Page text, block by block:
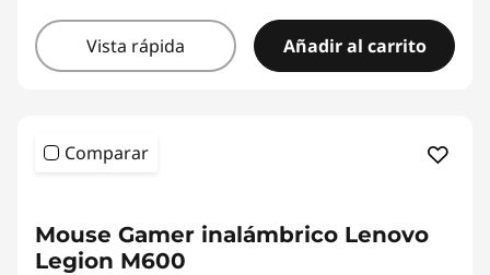
Vista rápida Añadir al carrito
Comparar
Mouse Gamer inalámbrico Lenovo
Legion M600